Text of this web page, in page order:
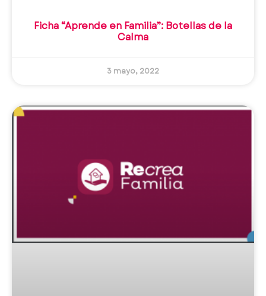
Ficha “Aprende en Familia”: Botellas de la
Calma
3 mayo, 2022